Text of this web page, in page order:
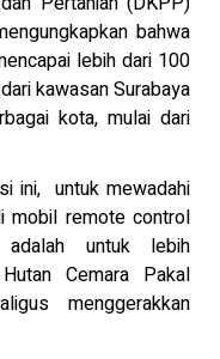
bahwa
lebih dari 100
kawasan Surabaya
kota, mulai dari
ini, untuk mewadahi
mobil remote control
untuk lebih
Cemara Pakal
menggerakkan